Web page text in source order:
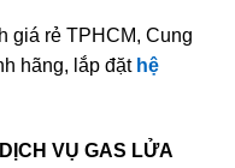
giá rẻ TPHCM, Cung
hãng, lắp đặt hệ
VỤ GAS LỬA